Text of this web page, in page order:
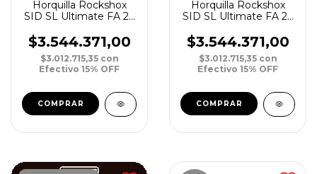
Horquilla Rockshox
SID SL Ultimate FA 29
Tapered 3P Crown A
S/Remote
$3.544.371,00
$3.012.715,35 con
Efectivo 15% OFF
Horquilla Rockshox
SID SL Ultimate FA 29
Tapered 3PCrown A
$3.544.371,00
$3.012.715,35 con
Efectivo 15% OFF